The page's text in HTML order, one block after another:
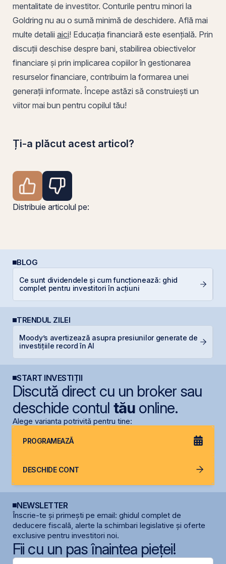
mentalitate de investitor. Conturile pentru minori la
Goldring nu au o sumă minimă de deschidere. Află mai
multe detalii aici! Educația financiară este esențială. Prin
discuții deschise despre bani, stabilirea obiectivelor
financiare și prin implicarea copiilor în gestionarea
resurselor financiare, contribuim la formarea unei
generații informate. Începe astăzi să construiești un
viitor mai bun pentru copilul tău!
Ți-a plăcut acest articol?
Distribuie articolul pe:
BLOG
Ce sunt dividendele și cum funcționează: ghid
complet pentru investitori în acțiuni
TRENDUL ZILEI
Moody’s avertizează asupra presiunilor generate de
investițiile record în AI
START INVESTIȚII
Discută direct cu un broker sau
deschide contul tăuonline.
Alege varianta potrivită pentru tine:
PROGRAMEAZĂ
DESCHIDE CONT
NEWSLETTER
Înscrie-te și primești pe email: ghidul complet de
deducere fiscală, alerte la schimbari legislative și oferte
exclusive pentru investitori noi.
Fii cu un pas înaintea pieței!